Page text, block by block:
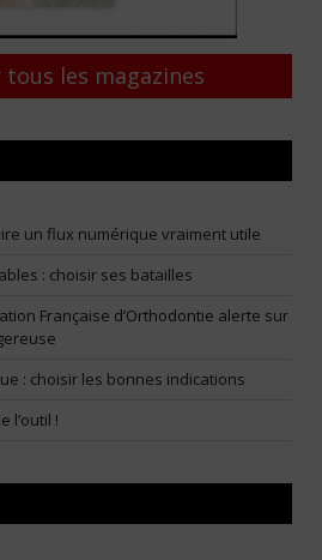
les magazines
un flux numérique vraiment utile
: choisir ses batailles
Française d’Orthodontie alerte sur
: choisir les bonnes indications
l’outil !